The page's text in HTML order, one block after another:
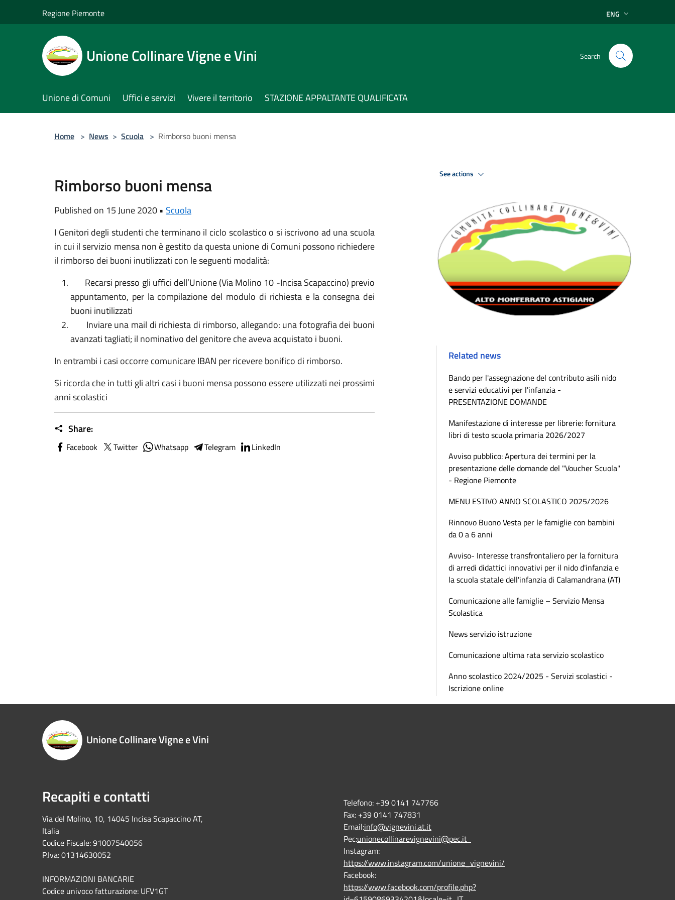
Regione Piemonte ENG
Unione Collinare Vigne e Vini Search
Unione di Comuni Uffici e servizi Vivere il territorio STAZIONE APPALTANTE QUALIFICATA
Home > News > Scuola > Rimborso buoni mensa
Rimborso buoni mensa
Published on 15 June 2020 • Scuola
I Genitori degli studenti che terminano il ciclo scolastico o si iscrivono ad una scuola
in cui il servizio mensa non è gestito da questa unione di Comuni possono richiedere
il rimborso dei buoni inutilizzati con le seguenti modalità:
Recarsi presso gli uffici dell’Unione (Via Molino 10 -Incisa Scapaccino) previo
appuntamento, per la compilazione del modulo di richiesta e la consegna dei
buoni inutilizzati
Inviare una mail di richiesta di rimborso, allegando: una fotografia dei buoni
avanzati tagliati; il nominativo del genitore che aveva acquistato i buoni.
In entrambi i casi occorre comunicare IBAN per ricevere bonifico di rimborso.
Si ricorda che in tutti gli altri casi i buoni mensa possono essere utilizzati nei prossimi
anni scolastici
Share:
Facebook Twitter Whatsapp Telegram LinkedIn
See actions
Related news
Bando per l'assegnazione del contributo asili nido
e servizi educativi per l'infanzia -
PRESENTAZIONE DOMANDE
Manifestazione di interesse per librerie: fornitura
libri di testo scuola primaria 2026/2027
Avviso pubblico: Apertura dei termini per la
presentazione delle domande del "Voucher Scuola"
- Regione Piemonte
MENU ESTIVO ANNO SCOLASTICO 2025/2026
Rinnovo Buono Vesta per le famiglie con bambini
da 0 a 6 anni
Avviso- Interesse transfrontaliero per la fornitura
di arredi didattici innovativi per il nido d'infanzia e
la scuola statale dell'infanzia di Calamandrana (AT)
Comunicazione alle famiglie – Servizio Mensa
Scolastica
News servizio istruzione
Comunicazione ultima rata servizio scolastico
Anno scolastico 2024/2025 - Servizi scolastici -
Iscrizione online
Unione Collinare Vigne e Vini
Recapiti e contatti
Via del Molino, 10, 14045 Incisa Scapaccino AT,
Italia
Codice Fiscale: 91007540056
P.Iva: 01314630052
INFORMAZIONI BANCARIE
Codice univoco fatturazione: UFV1GT
Telefono: +39 0141 747766
Fax: +39 0141 747831
Email:info@vignevini.at.it
Pec:unionecollinarevignevini@pec.it
Instagram:
https://www.instagram.com/unione_vignevini/
Facebook:
https://www.facebook.com/profile.php?